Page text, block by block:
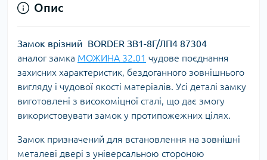
Опис
Замок врізний BORDER ЗВ1-8Г/ЛП4 87304
аналог замка МОЖИНА 32.01 чудове поєднання
захисних характеристик, бездоганного зовнішнього
вигляду і чудової якості матеріалів. Усі деталі замку
виготовлені з високоміцної сталі, що дає змогу
використовувати замок у протипожежних цілях.
Замок призначений для встановлення на зовнішні
металеві двері з універсальною стороною